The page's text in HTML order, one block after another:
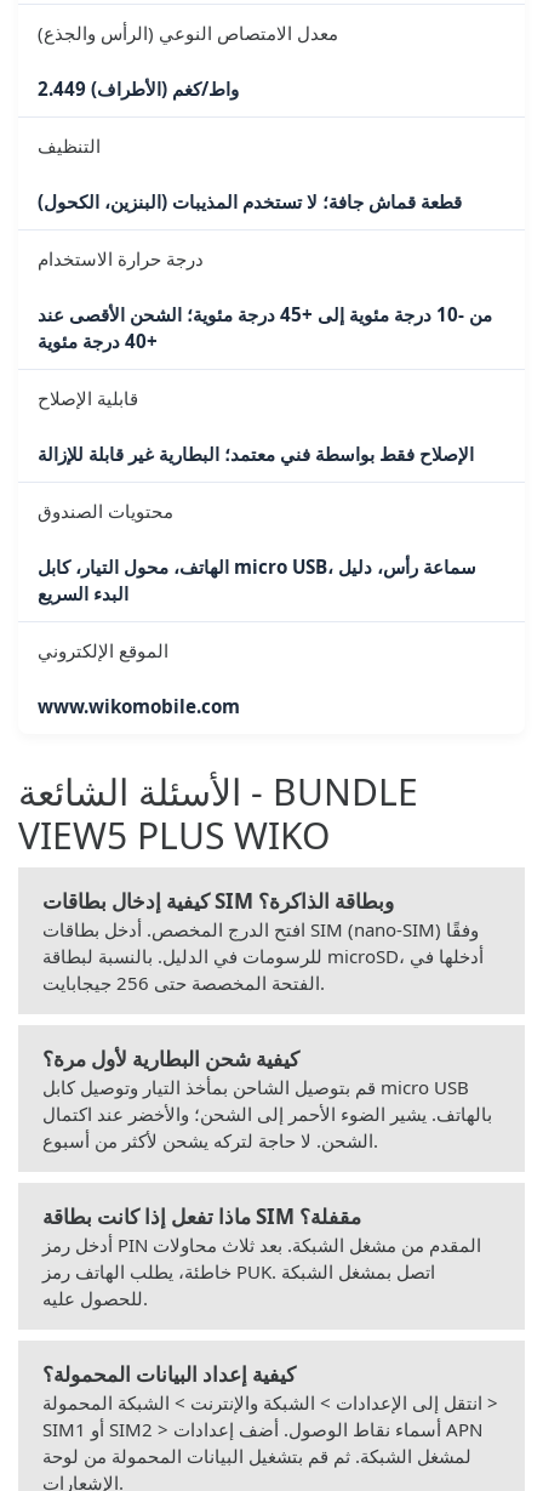
معدل الامتصاص النوعي (الرأس والجذع)
2.449 واط/كغم (الأطراف)
التنظيف
قطعة قماش جافة؛ لا تستخدم المذيبات (البنزين، الكحول)
درجة حرارة الاستخدام
من -10 درجة مئوية إلى +45 درجة مئوية؛ الشحن الأقصى عند
+40 درجة مئوية
قابلية الإصلاح
الإصلاح فقط بواسطة فني معتمد؛ البطارية غير قابلة للإزالة
محتويات الصندوق
الهاتف، محول التيار، كابل micro USB، سماعة رأس، دليل
البدء السريع
الموقع الإلكتروني
www.wikomobile.com
الأسئلة الشائعة - BUNDLE
VIEW5 PLUS WIKO
كيفية إدخال بطاقات SIM وبطاقة الذاكرة؟
افتح الدرج المخصص. أدخل بطاقات SIM (nano-SIM) وفقًا
للرسومات في الدليل. بالنسبة لبطاقة microSD، أدخلها في
الفتحة المخصصة حتى 256 جيجابايت.
كيفية شحن البطارية لأول مرة؟
قم بتوصيل الشاحن بمأخذ التيار وتوصيل كابل micro USB
بالهاتف. يشير الضوء الأحمر إلى الشحن؛ والأخضر عند اكتمال
الشحن. لا حاجة لتركه يشحن لأكثر من أسبوع.
ماذا تفعل إذا كانت بطاقة SIM مقفلة؟
أدخل رمز PIN المقدم من مشغل الشبكة. بعد ثلاث محاولات
خاطئة، يطلب الهاتف رمز PUK. اتصل بمشغل الشبكة
للحصول عليه.
كيفية إعداد البيانات المحمولة؟
انتقل إلى الإعدادات > الشبكة والإنترنت > الشبكة المحمولة >
SIM1 أو SIM2 > أسماء نقاط الوصول. أضف إعدادات APN
لمشغل الشبكة. ثم قم بتشغيل البيانات المحمولة من لوحة
الإشعارات.